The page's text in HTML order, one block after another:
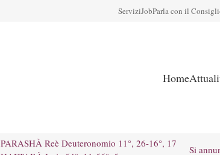
ServiziJobParla con il
Home
PARASHÀ Reè Deuteronomio 11°, 26-16°, 17
Si